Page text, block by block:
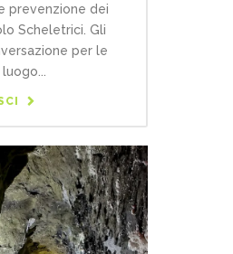
prevenzione dei
Scheletrici. Gli
per le